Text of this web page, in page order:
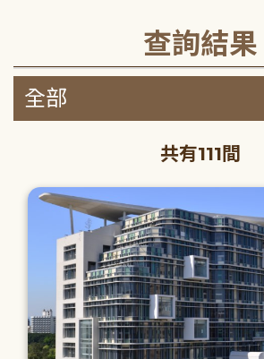
查詢結果
共有111間